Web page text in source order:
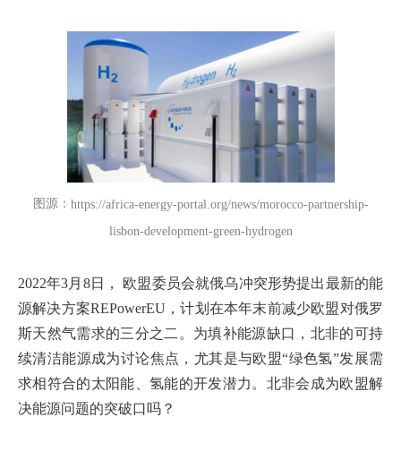
图源： https://africa-energy-portal.org/news/morocco-partnership-
lisbon-development-green-hydrogen
2022年3月8日， 欧盟委员会就俄乌冲突形势提出最新的能
源解决方案REPowerEU，计划在本年末前减少欧盟对俄罗
斯天然气需求的三分之二。为填补能源缺口，北非的可持
续清洁能源成为讨论焦点，尤其是与欧盟“绿色氢”发展需
求相符合的太阳能、氢能的开发潜力。北非会成为欧盟解
决能源问题的突破口吗？